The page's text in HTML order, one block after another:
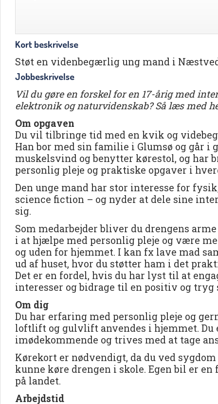
Kort beskrivelse
Støt en videnbegærlig ung mand i
Jobbeskrivelse
Vil du gøre en forskel for en 17-årig med
elektronik og naturvidenskab? Så læs med
Om opgaven
Du vil tilbringe tid med en kvik og
Han bor med sin familie i Glumsø og går i
muskelsvind og benytter kørestol, og har
personlig pleje og praktiske opgaver i
Den unge mand har stor interesse for
science fiction – og nyder at dele sine
sig.
Som medarbejder bliver du drengens
i at hjælpe med personlig pleje og være
og uden for hjemmet. I kan fx lave mad
ud af huset, hvor du støtter ham i det
Det er en fordel, hvis du har lyst til at
interesser og bidrage til en positiv og tryg
Om dig
Du har erfaring med personlig pleje og
loftlift og gulvlift anvendes i hjemmet. Du
imødekommende og trives med at tage
Kørekort er nødvendigt, da du ved
kunne køre drengen i skole. Egen bil er
på landet.
Arbejdstid